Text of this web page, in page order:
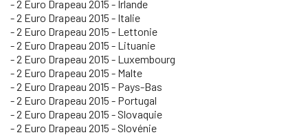
- 2 Euro Drapeau 2015 - Irlande
- 2 Euro Drapeau 2015 - Italie
- 2 Euro Drapeau 2015 - Lettonie
- 2 Euro Drapeau 2015 - Lituanie
- 2 Euro Drapeau 2015 - Luxembourg
- 2 Euro Drapeau 2015 - Malte
- 2 Euro Drapeau 2015 - Pays-Bas
- 2 Euro Drapeau 2015 - Portugal
- 2 Euro Drapeau 2015 - Slovaquie
- 2 Euro Drapeau 2015 - Slovénie